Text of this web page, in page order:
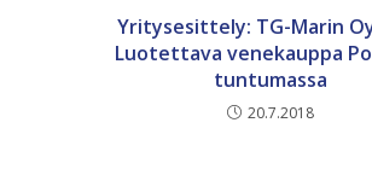
Yritysesittely: TG-Marin
Luotettava venekauppa
tuntumassa
20.7.2018